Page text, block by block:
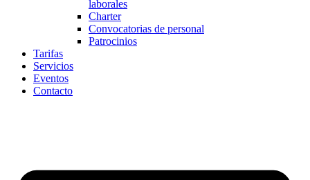
laborales
Charter
Convocatorias de personal
Patrocinios
Tarifas
Servicios
Eventos
Contacto